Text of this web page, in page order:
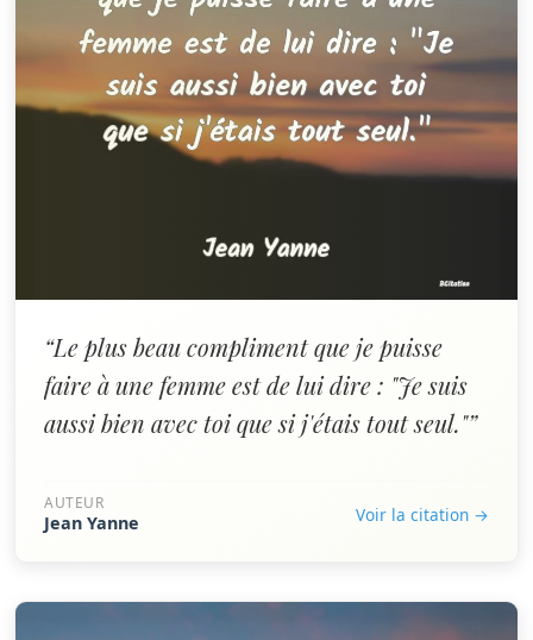
“Le plus beau compliment que je puisse
faire à une femme est de lui dire : "Je suis
aussi bien avec toi que si j'étais tout seul."”
AUTEUR
Jean Yanne Voir la citation →